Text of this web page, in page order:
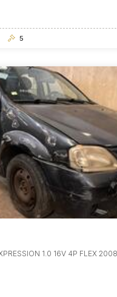
5
1.0 16V 4P FLEX